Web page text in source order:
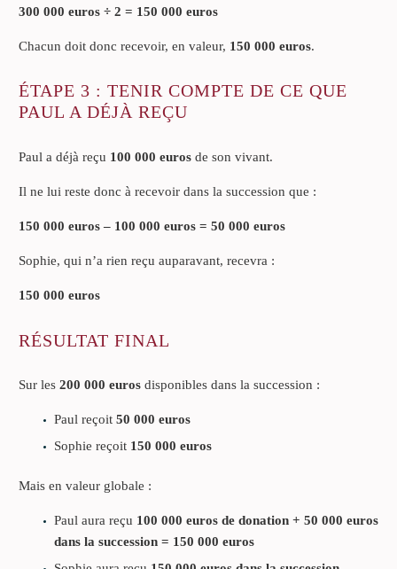
300 000 euros ÷ 2 = 150 000 euros
Chacun doit donc recevoir, en valeur, 150 000 euros.
ÉTAPE 3 : TENIR COMPTE DE CE QUE
PAUL A DÉJÀ REÇU
Paul a déjà reçu 100 000 euros de son vivant.
Il ne lui reste donc à recevoir dans la succession que :
150 000 euros – 100 000 euros = 50 000 euros
Sophie, qui n’a rien reçu auparavant, recevra :
150 000 euros
RÉSULTAT FINAL
Sur les 200 000 euros disponibles dans la succession :
Paul reçoit 50 000 euros
Sophie reçoit 150 000 euros
Mais en valeur globale :
Paul aura reçu 100 000 euros de donation + 50 000 euros
dans la succession = 150 000 euros